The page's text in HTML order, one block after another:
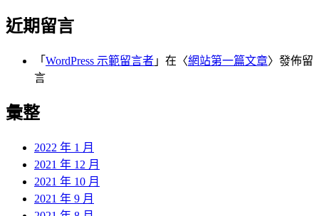
近期留言
「 WordPress 示範留言者 」在〈網站第一篇文章〉發佈留
言
彙整
2022 年 1 月
2021 年 12 月
2021 年 10 月
2021 年 9 月